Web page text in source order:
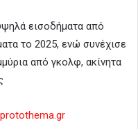
εισοδήματα από
το 2025, ενώ συνέχισε
από γκολφ, ακίνητα
protothema.gr